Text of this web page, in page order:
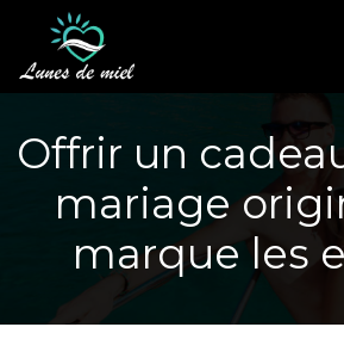
Offrir un
mariage
marque les